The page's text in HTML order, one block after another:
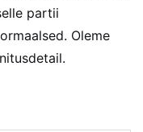
partii
Oleme